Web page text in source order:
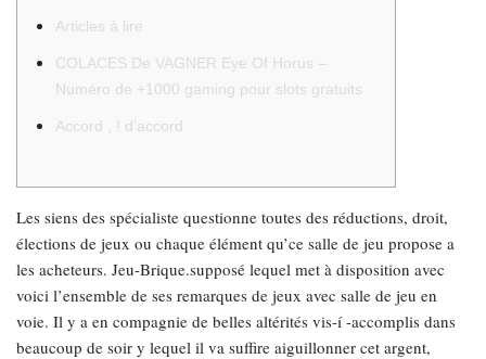
Articles à lire
COLACES De VAGNER Eye Of Horus –
Numéro de +1000 gaming pour slots gratuits
Accord , ! d’accord
Les siens des spécialiste questionne toutes des réductions, droit,
élections de jeux ou chaque élément qu’ce salle de jeu propose a
les acheteurs. Jeu-Brique.supposé lequel met à disposition avec
voici l’ensemble de ses remarques de jeux avec salle de jeu en
voie. Il y a en compagnie de belles altérités vis-í -accomplis dans
beaucoup de soir y lequel il va suffire aiguillonner cet argent,